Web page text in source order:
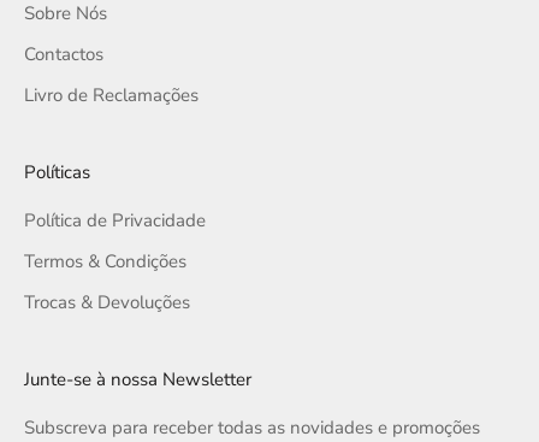
Sobre Nós
Contactos
Livro de Reclamações
Políticas
Política de Privacidade
Termos & Condições
Trocas & Devoluções
Junte-se à nossa Newsletter
Subscreva para receber todas as novidades e promoções